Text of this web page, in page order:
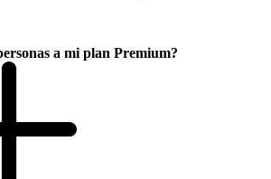
a mi plan Premium?